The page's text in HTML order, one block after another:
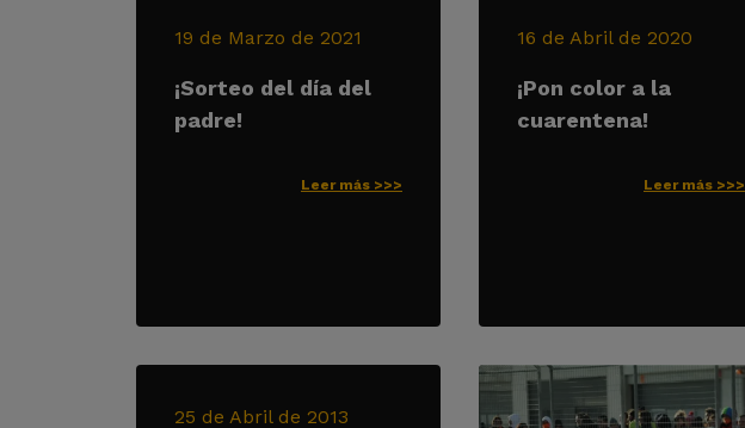
19 de Marzo de 2021
¡Sorteo del día del
padre!
Leer más >>>
16 de Abril de 2020
¡Pon color a la
cuarentena!
Leer más >>>
25 de Abril de 2013